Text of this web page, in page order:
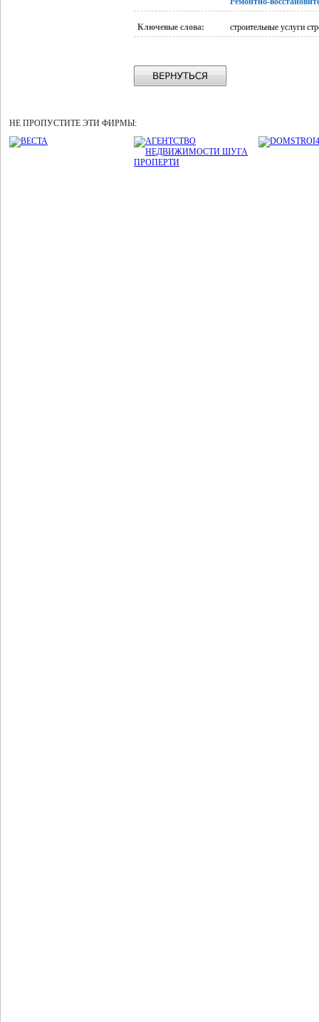
Ключевые слова: строительные услуги
НЕ ПРОПУСТИТЕ ЭТИ ФИРМЫ: